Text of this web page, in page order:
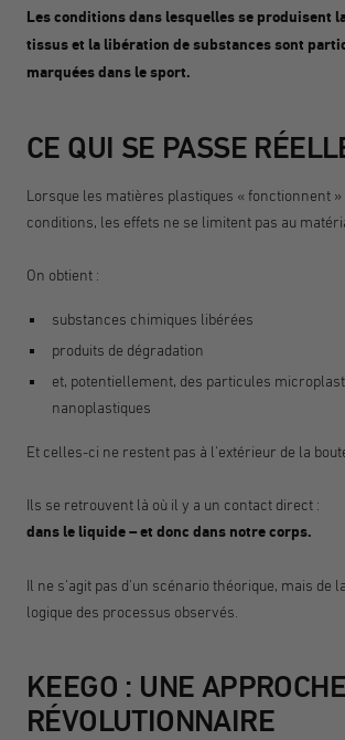
Les conditions dans lesquelles se produisent
tissus et la libération de substances sont
marquées dans le sport.
CE QUI SE PASSE
Lorsque les matières plastiques « fonctionnent »
conditions, les effets ne se limitent pas au
On obtient :
substances chimiques libérées
produits de dégradation
et, potentiellement, des particules
nanoplastiques
Et celles-ci ne restent pas à l'extérieur de la
Ils se retrouvent là où il y a un contact direct :
dans le liquide – et donc dans notre corps.
Il ne s'agit pas d'un scénario théorique, mais de
logique des processus observés.
KEEGO : UNE APPROCHE
RÉVOLUTIONNAIRE